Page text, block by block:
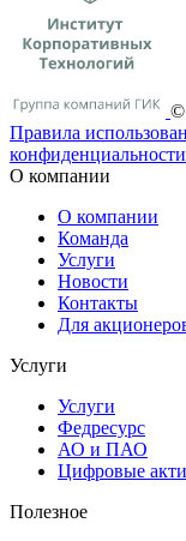
©
Правила
конфиденциальности
О компании
О компании
Команда
Услуги
Новости
Контакты
Для
Услуги
Услуги
Федресурс
АО и ПАО
Цифровые
Полезное